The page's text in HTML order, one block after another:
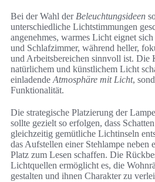
Bei der Wahl der Beleuchtungsideen
unterschiedliche Lichtstimmungen
angenehmes, warmes Licht eignet
und Schlafzimmer, während heller,
und Arbeitsbereichen sinnvoll ist. Die
natürlichem und künstlichem Licht
einladende Atmosphäre mit Licht,
Funktionalität.
Die strategische Platzierung der
sollte gezielt so erfolgen, dass
gleichzeitig gemütliche Lichtinseln
das Aufstellen einer Stehlampe neben
Platz zum Lesen schaffen. Die
Lichtquellen ermöglicht es, die
gestalten und ihnen Charakter zu